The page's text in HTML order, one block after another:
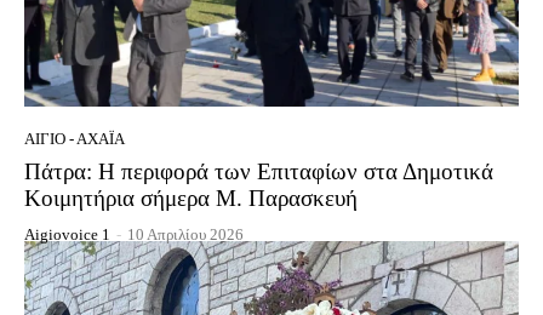
ΑΊΓΙΟ - ΑΧΑΪ́Α
Πάτρα: Η περιφορά των Επιταφίων στα Δημοτικά
Κοιμητήρια σήμερα Μ. Παρασκευή
Aigiovoice 1 - 10 Απριλίου 2026